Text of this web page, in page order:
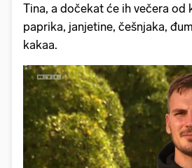
Tina, a dočekat će ih večera od
paprika, janjetine, češnjaka,
kakaa.